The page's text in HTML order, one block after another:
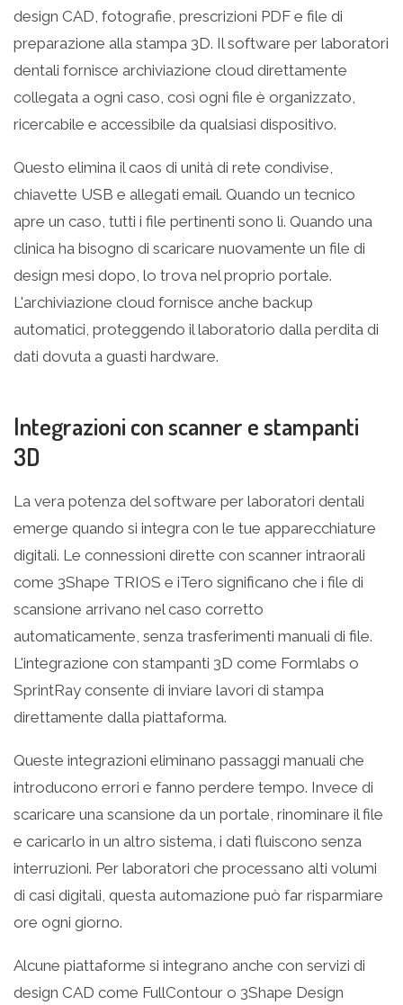
design CAD, fotografie, prescrizioni PDF e file di
preparazione alla stampa 3D. Il software per laboratori
dentali fornisce archiviazione cloud direttamente
collegata a ogni caso, così ogni file è organizzato,
ricercabile e accessibile da qualsiasi dispositivo.
Questo elimina il caos di unità di rete condivise,
chiavette USB e allegati email. Quando un tecnico
apre un caso, tutti i file pertinenti sono lì. Quando una
clinica ha bisogno di scaricare nuovamente un file di
design mesi dopo, lo trova nel proprio portale.
L'archiviazione cloud fornisce anche backup
automatici, proteggendo il laboratorio dalla perdita di
dati dovuta a guasti hardware.
Integrazioni con scanner e stampanti
3D
La vera potenza del software per laboratori dentali
emerge quando si integra con le tue apparecchiature
digitali. Le connessioni dirette con scanner intraorali
come 3Shape TRIOS e iTero significano che i file di
scansione arrivano nel caso corretto
automaticamente, senza trasferimenti manuali di file.
L'integrazione con stampanti 3D come Formlabs o
SprintRay consente di inviare lavori di stampa
direttamente dalla piattaforma.
Queste integrazioni eliminano passaggi manuali che
introducono errori e fanno perdere tempo. Invece di
scaricare una scansione da un portale, rinominare il file
e caricarlo in un altro sistema, i dati fluiscono senza
interruzioni. Per laboratori che processano alti volumi
di casi digitali, questa automazione può far risparmiare
ore ogni giorno.
Alcune piattaforme si integrano anche con servizi di
design CAD come FullContour o 3Shape Design